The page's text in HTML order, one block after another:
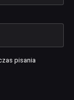
pisania